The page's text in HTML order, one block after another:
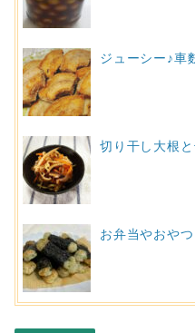
ジューシー♪車
切り干し大根
お弁当やおや